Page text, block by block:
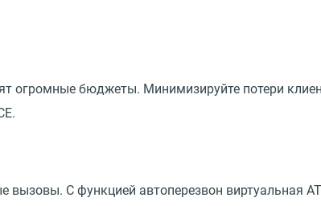
огромные бюджеты. Минимизируйте потери
С функцией автоперезвон виртуальная